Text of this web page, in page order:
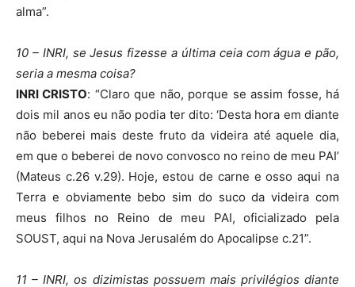
alma”.
10 – INRI, se Jesus fizesse a última ceia com água e pão,
seria a mesma coisa?
INRI CRISTO: “Claro que não, porque se assim fosse, há
dois mil anos eu não podia ter dito: ‘Desta hora em diante
não beberei mais deste fruto da videira até aquele dia,
em que o beberei de novo convosco no reino de meu PAI’
(Mateus c.26 v.29). Hoje, estou de carne e osso aqui na
Terra e obviamente bebo sim do suco da videira com
meus filhos no Reino de meu PAI, oficializado pela
SOUST, aqui na Nova Jerusalém do Apocalipse c.21”.
11 – INRI, os dizimistas possuem mais privilégios diante